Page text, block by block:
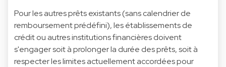
Pour les autres prêts existants (sans calendrier de
remboursement prédéfini), les établissements de
crédit ou autres institutions financières doivent
s'engager soit à prolonger la durée des prêts, soit à
respecter les limites actuellement accordées pour